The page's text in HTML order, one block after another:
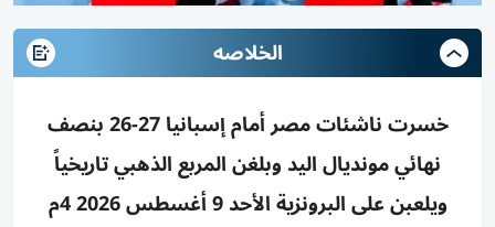
الخلاصه
خسرت ناشئات مصر أمام إسبانيا 27-26 بنصف
نهائي مونديال اليد وبلغن المربع الذهبي تاريخياً
ويلعبن على البرونزية الأحد 9 أغسطس 2026 4م